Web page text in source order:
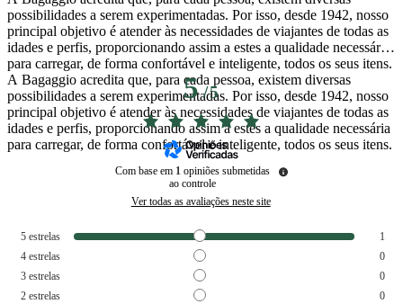
possibilidades a serem experimentadas. Por isso, desde 1942, nosso
principal objetivo é atender às necessidades de viajantes de todas as
idades e perfis, proporcionando assim a estes a qualidade necessária
para carregar, de forma confortável e inteligente, todos os seus itens.
A Bagaggio acredita que, para cada pessoa, existem diversas
possibilidades a serem experimentadas. Por isso, desde 1942, nosso
principal objetivo é atender às necessidades de viajantes de todas as
idades e perfis, proporcionando assim a estes a qualidade necessária
para carregar, de forma confortável e inteligente, todos os seus itens.
5/5
Com base em 1 opiniões submetidas
ao controle
Ver todas as avaliações neste site
5 estrelas
1
4 estrelas
0
3 estrelas
0
2 estrelas
0